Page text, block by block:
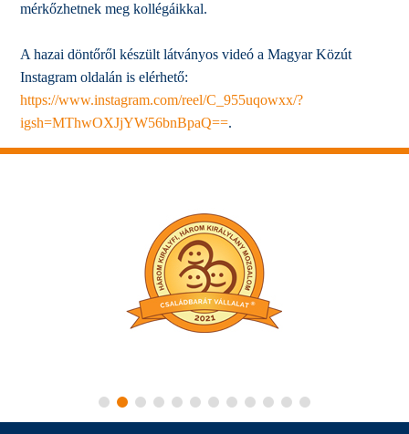
mérkőzhetnek meg kollégáikkal.
A hazai döntőről készült látványos videó a Magyar Közút
Instagram oldalán is elérhető:
https://www.instagram.com/reel/C_955uqowxx/?
igsh=MThwOXJjYW56bnBpaQ==.